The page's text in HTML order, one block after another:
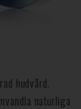
hudvård.
naturliga